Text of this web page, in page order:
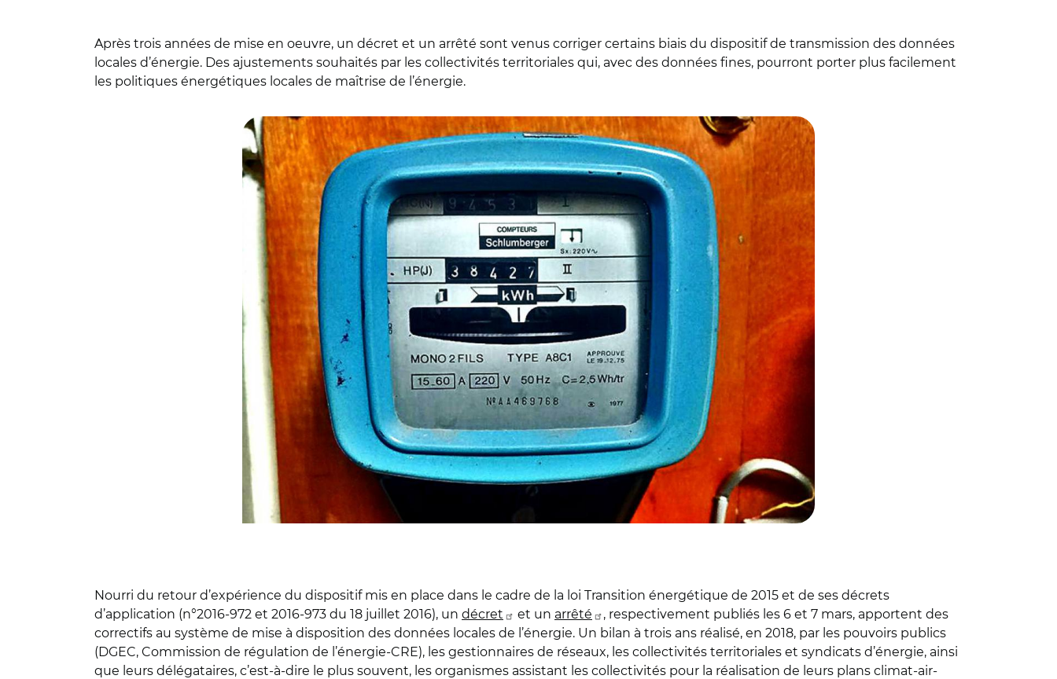
Après trois années de mise en oeuvre, un décret et un arrêté sont venus corriger certains biais du dispositif de transmission des données
locales d’énergie. Des ajustements souhaités par les collectivités territoriales qui, avec des données fines, pourront porter plus facilement
les politiques énergétiques locales de maîtrise de l’énergie.
Nourri du retour d’expérience du dispositif mis en place dans le cadre de la loi Transition énergétique de 2015 et de ses décrets
d’application (n°2016-972 et 2016-973 du 18 juillet 2016), un décret et un arrêté
, respectivement publiés les 6 et 7 mars, apportent des
correctifs au système de mise à disposition des données locales de l’énergie. Un bilan à trois ans réalisé, en 2018, par les pouvoirs publics
(DGEC, Commission de régulation de l’énergie-CRE), les gestionnaires de réseaux, les collectivités territoriales et syndicats d’énergie, ainsi
que leurs délégataires, c’est-à-dire le plus souvent, les organismes assistant les collectivités pour la réalisation de leurs plans climat-air-